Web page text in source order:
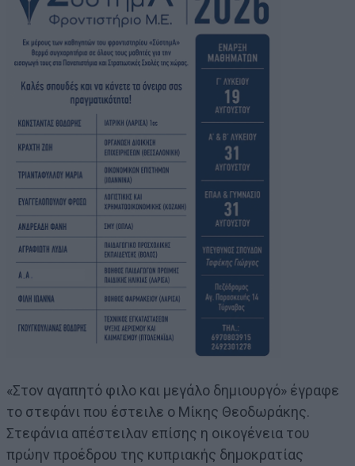
«Στον αγαπητό φιλο και μεγάλο δημιουργό» έγραφε
το στεφάνι που έστειλε ο Μίκης Θεοδωράκης.
Στεφάνια απέστειλαν επίσης η οικογένεια του
πρώην προέδρου της κυπριακής δημοκρατίας